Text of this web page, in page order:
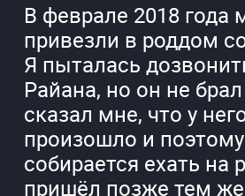
В феврале 2018 года
привезли в роддом
Я пыталась
Райана, но он не
сказал мне, что у
произошло и
собирается ехать на
пришёл позже тем